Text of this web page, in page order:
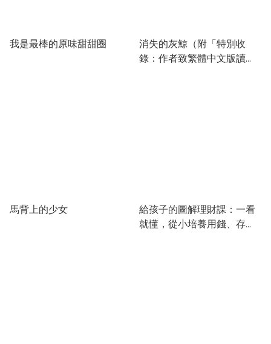
我是最棒的原味甜甜圈
消失的灰鯨（附「特別收
錄：作者致繁體中文版讀
馬背上的少女
給孩子的圖解理財課：一看
就懂，從小培養用錢、存